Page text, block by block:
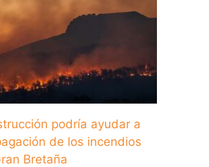
podría ayudar a
de los incendios
Bretaña